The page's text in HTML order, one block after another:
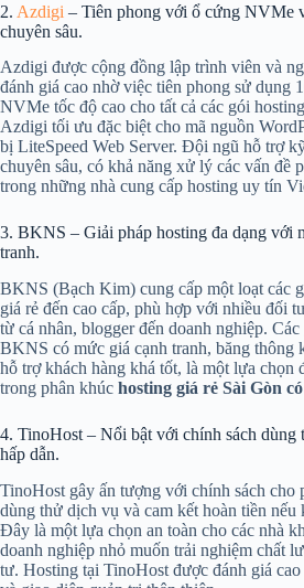
2. Azdigi – Tiên phong với ổ cứng NVMe
chuyên sâu.
Azdigi được cộng đồng lập trình viên và
đánh giá cao nhờ việc tiên phong sử dụng
NVMe tốc độ cao cho tất cả các gói
Azdigi tối ưu đặc biệt cho mã nguồn
bị LiteSpeed Web Server. Đội ngũ hỗ trợ
chuyên sâu, có khả năng xử lý các vấn đề
trong những nhà cung cấp hosting uy tín
3. BKNS – Giải pháp hosting đa dạng với
tranh.
BKNS (Bạch Kim) cung cấp một loạt các
giá rẻ đến cao cấp, phù hợp với nhiều đối
từ cá nhân, blogger đến doanh nghiệp.
BKNS có mức giá cạnh tranh, băng thông
hỗ trợ khách hàng khá tốt, là một lựa chọn
trong phân khúc hosting giá rẻ Sài Gòn
4. TinoHost – Nổi bật với chính sách dùng
hấp dẫn.
TinoHost gây ấn tượng với chính sách cho
dùng thử dịch vụ và cam kết hoàn tiền nếu
Đây là một lựa chọn an toàn cho các nhà
doanh nghiệp nhỏ muốn trải nghiệm chất
tư. Hosting tại TinoHost được đánh giá